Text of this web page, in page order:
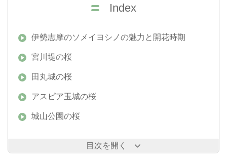
目次を開く
Index
伊勢志摩のソメイヨシノの魅力と開花時期
宮川堤の桜
田丸城の桜
アスピア玉城の桜
城山公園の桜